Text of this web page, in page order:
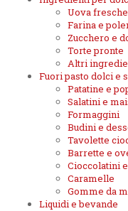
Uova fresche
Farina e
Zucchero e
Torte pronte
Altri
Fuori pasto dolci e
Patatine e
Salatini e
Formaggini
Budini e
Tavolette
Barrette e
Cioccolatini
Caramelle
Gomme da
Liquidi e bevande